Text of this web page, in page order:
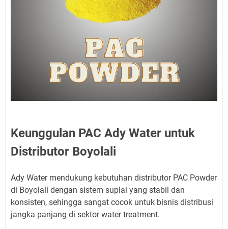
Keunggulan PAC Ady Water untuk
Distributor Boyolali
Ady Water mendukung kebutuhan distributor PAC Powder
di Boyolali dengan sistem suplai yang stabil dan
konsisten, sehingga sangat cocok untuk bisnis distribusi
jangka panjang di sektor water treatment.